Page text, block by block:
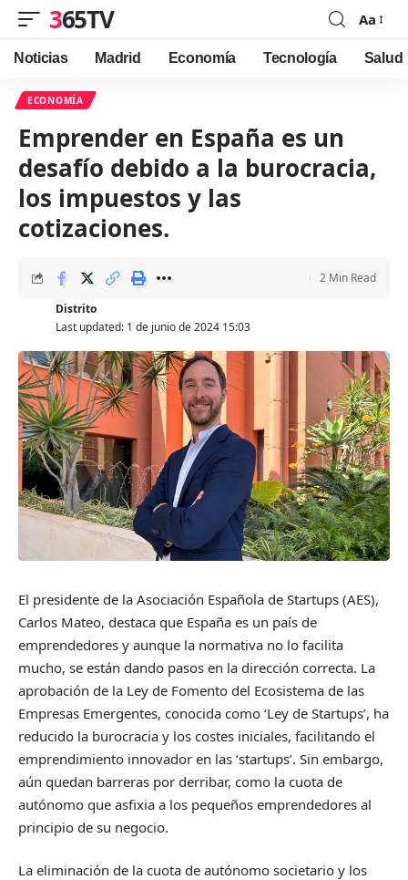
365TV
Font
Resizer
Aa
Noticias Madrid Economía Tecnología Salud
ECONOMÍA
Emprender en España es un
desafío debido a la burocracia,
los impuestos y las
cotizaciones.
Last updated: 1 de junio de 2024 15:03
Distrito
2 Min Read
El presidente de la Asociación Española de Startups (AES),
Carlos Mateo, destaca que España es un país de
emprendedores y aunque la normativa no lo facilita
mucho, se están dando pasos en la dirección correcta. La
aprobación de la Ley de Fomento del Ecosistema de las
Empresas Emergentes, conocida como ‘Ley de Startups’, ha
reducido la burocracia y los costes iniciales, facilitando el
emprendimiento innovador en las ‘startups’. Sin embargo,
aún quedan barreras por derribar, como la cuota de
autónomo que asfixia a los pequeños emprendedores al
principio de su negocio.
La eliminación de la cuota de autónomo societario y los